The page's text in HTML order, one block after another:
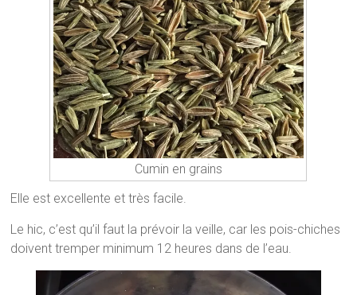
Cumin en grains
Elle est excellente et très facile.
Le hic, c’est qu’il faut la prévoir la veille, car les pois-chiches
doivent tremper minimum 12 heures dans de l’eau.